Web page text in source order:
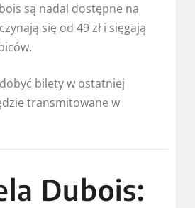
są nadal dostępne na
się od 49 zł i sięgają
bilety w ostatniej
transmitowane w
Dubois: